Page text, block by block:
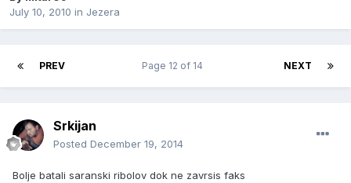
July 10, 2010 in Jezera
PREV NEXT
Page 12 of 14
Srkijan
Posted December 19, 2014
Bolje batali saranski ribolov dok ne zavrsis faks